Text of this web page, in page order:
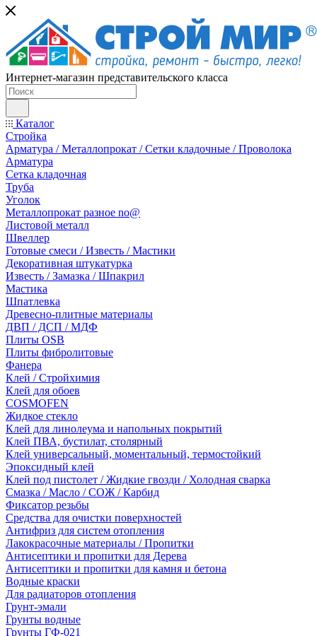
Интернет-магазин представительского класса
Каталог
Стройка
Арматура / Металлопрокат / Сетки кладочные / Проволока
Арматура
Сетка кладочная
Труба
Уголок
Металлопрокат разное no@
Листовой металл
Швеллер
Готовые смеси / Известь / Мастики
Декоративная штукатурка
Известь / Замазка / Шпакрил
Мастика
Шпатлевка
Древесно-плитные материалы
ДВП / ДСП / МДФ
Плиты OSB
Плиты фибролитовые
Фанера
Клей / Стройхимия
Клей для обоев
COSMOFEN
Жидкое стекло
Клей для линолеума и напольных покрытий
Клей ПВА, бустилат, столярный
Клей универсальный, моментальный, термостойкий
Эпоксидный клей
Клей под пистолет / Жидкие гвозди / Холодная сварка
Смазка / Масло / СОЖ / Карбид
Фиксатор резьбы
Средства для очистки поверхностей
Антифриз для систем отопления
Лакокрасочные материалы / Пропитки
Антисептики и пропитки для Дерева
Антисептики и пропитки для камня и бетона
Водные краски
Для радиаторов отопления
Грунт-эмали
Грунты водные
Грунты ГФ-021